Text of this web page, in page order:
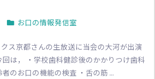
お口の情報発信室
ス京都さんの生放送に当会の大河が出演
回は， ・学校歯科健診後のかかりつけ歯科
のお口の機能の検査 ・舌の筋 ...